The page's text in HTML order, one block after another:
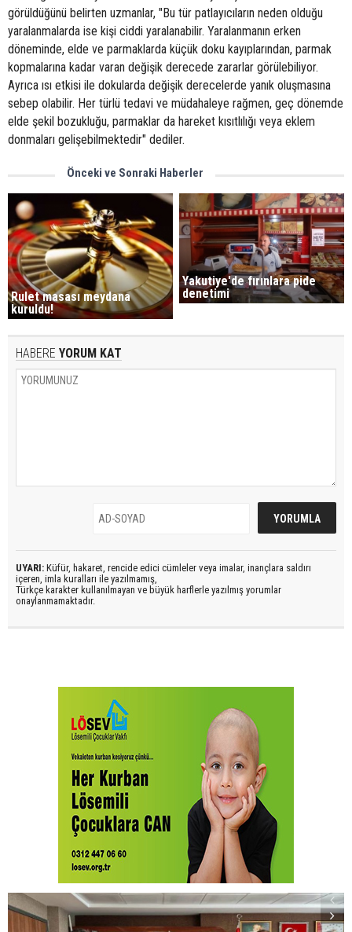
görüldüğünü belirten uzmanlar, "Bu tür patlayıcıların neden olduğu
yaralanmalarda ise kişi ciddi yaralanabilir. Yaralanmanın erken
döneminde, elde ve parmaklarda küçük doku kayıplarından, parmak
kopmalarına kadar varan değişik derecede zararlar görülebiliyor.
Ayrıca ısı etkisi ile dokularda değişik derecelerde yanık oluşmasına
sebep olabilir. Her türlü tedavi ve müdahaleye rağmen, geç dönemde
elde şekil bozukluğu, parmaklar da hareket kısıtlılığı veya eklem
donmaları gelişebilmektedir" dediler.
Önceki ve Sonraki Haberler
Rulet masası meydana
kuruldu!
Yakutiye'de fırınlara pide
denetimi
HABERE YORUM KAT
UYARI: Küfür, hakaret, rencide edici cümleler veya imalar, inançlara saldırı
içeren, imla kuralları ile yazılmamış,
Türkçe karakter kullanılmayan ve büyük harflerle yazılmış yorumlar
onaylanmamaktadır.